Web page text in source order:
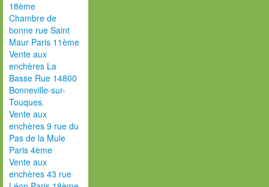
18ème
Chambre de
bonne rue Saint
Maur Paris 11ème
Vente aux
enchères La
Basse Rue 14800
Bonneville-sur-
Touques.
Vente aux
enchères 9 rue du
Pas de la Mule
Paris 4ème
Vente aux
enchères 43 rue